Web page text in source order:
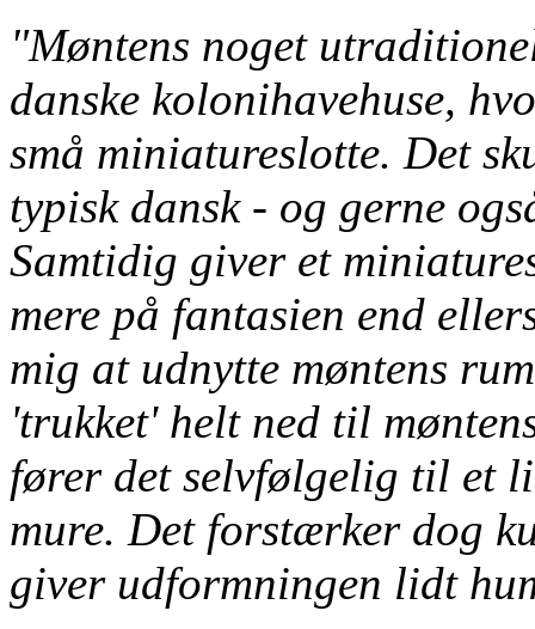
"Møntens noget
danske kolonihavehuse,
små miniatureslotte. Det
typisk dansk - og gerne
Samtidig giver et
mere på fantasien end
mig at udnytte møntens
'trukket' helt ned til
fører det selvfølgelig til et
mure. Det forstærker dog
giver udformningen lidt